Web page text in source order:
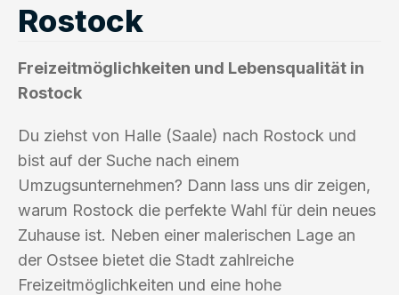
Rostock
Freizeitmöglichkeiten und Lebensqualität in
Rostock
Du ziehst von Halle (Saale) nach Rostock und
bist auf der Suche nach einem
Umzugsunternehmen? Dann lass uns dir zeigen,
warum Rostock die perfekte Wahl für dein neues
Zuhause ist. Neben einer malerischen Lage an
der Ostsee bietet die Stadt zahlreiche
Freizeitmöglichkeiten und eine hohe